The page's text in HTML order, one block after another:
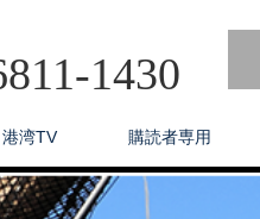
1430
港湾TV 購読者専用